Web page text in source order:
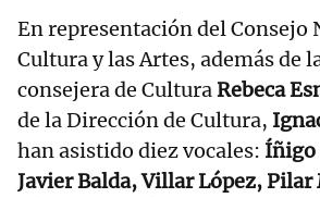
En representación del Consejo
Cultura y las Artes, además de
consejera de CulturaRebeca
de la Dirección de Cultura,
han asistido diez vocales: Íñigo
Javier Balda, Villar López,